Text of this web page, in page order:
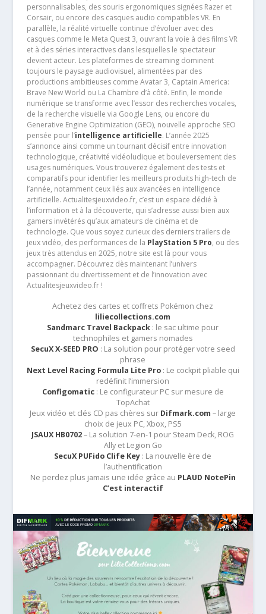
personnalisables, des souris ergonomiques signées Razer et
Corsair, ou encore des casques audio compatibles VR. En
parallèle, la réalité virtuelle continue d’évoluer avec des
casques comme le Meta Quest 3, ouvrant la voie à des films VR
et à des séries interactives dans lesquelles le spectateur
devient acteur. Les plateformes de streaming dominent
toujours le paysage audiovisuel, alimentées par des
productions ambitieuses comme Avatar 3, Captain America:
Brave New World ou La Chambre d’à côté. Enfin, le monde
numérique se transforme avec l’essor des recherches vocales,
de la recherche visuelle via Google Lens, ou encore du
Generative Engine Optimization (GEO), nouvelle approche SEO
pensée pour l’intelligence artificielle. L’année 2025
s’annonce ainsi comme un tournant décisif entre innovation
technologique, créativité vidéoludique et bouleversement des
usages numériques. Vous trouverez également des tests et
comparatifs pour identifier les meilleurs produits high-tech de
l’année, notamment ceux liés aux avancées en intelligence
artificielle. Actualitesjeuxvideo.fr, c’est un espace dédié à
l’information et à la découverte, qui s’adresse aussi bien aux
gamers invétérés qu’aux amateurs de cinéma et de
technologie. Que vous soyez curieux des derniers trailers de
jeux vidéo, des performances de la PlayStation 5 Pro, ou des
jeux très attendus en 2025, notre site est là pour vous
accompagner. Découvrez dès maintenant l’univers
passionnant du divertissement et de l’innovation avec
Actualitesjeuxvideo.fr !
Achetez des cartes et coffrets Pokémon chez
liliecollections.com
Sandmarc Travel Backpack : le sac ultime pour
technophiles et gamers nomades
SecuX X-SEED PRO : La solution pour protéger votre seed
phrase
Next Level Racing Formula Lite Pro: Le cockpit pliable qui
redéfinit l’immersion
Configomatic: Le configurateur PC sur mesure de
TopAchat
Jeux vidéo et clés CD pas chères sur Difmark.com – large
choix de jeux PC, Xbox, PS5
JSAUX HB0702– La solution 7-en-1 pour Steam Deck, ROG
Ally et Legion Go
SecuX PUFido Clife Key : La nouvelle ère de
l’authentification
Ne perdez plus jamais une idée grâce au PLAUD NotePin
C’est interactif